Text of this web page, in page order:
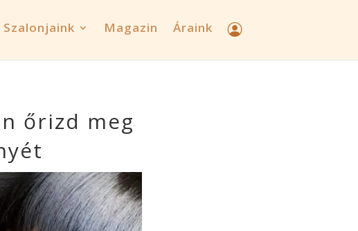
Szalonjaink Magazin Áraink
őrizd meg